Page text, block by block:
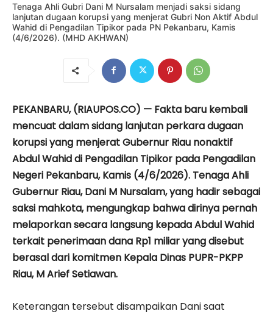
Tenaga Ahli Gubri Dani M Nursalam menjadi saksi sidang
lanjutan dugaan korupsi yang menjerat Gubri Non Aktif Abdul
Wahid di Pengadilan Tipikor pada PN Pekanbaru, Kamis
(4/6/2026). (MHD AKHWAN)
PEKANBARU, (RIAUPOS.CO) — Fakta baru kembali
mencuat dalam sidang lanjutan perkara dugaan
korupsi yang menjerat Gubernur Riau nonaktif
Abdul Wahid di Pengadilan Tipikor pada Pengadilan
Negeri Pekanbaru, Kamis (4/6/2026). Tenaga Ahli
Gubernur Riau, Dani M Nursalam, yang hadir sebagai
saksi mahkota, mengungkap bahwa dirinya pernah
melaporkan secara langsung kepada Abdul Wahid
terkait penerimaan dana Rp1 miliar yang disebut
berasal dari komitmen Kepala Dinas PUPR-PKPP
Riau, M Arief Setiawan.
Keterangan tersebut disampaikan Dani saat